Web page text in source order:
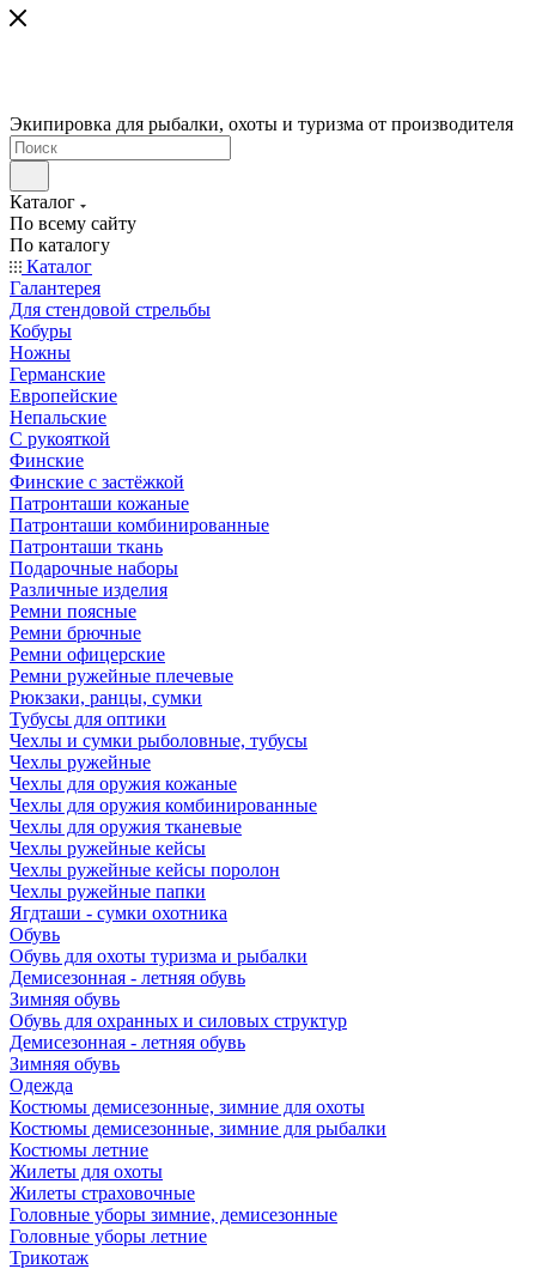
Экипировка для рыбалки, охоты и туризма от производителя
Каталог
По всему сайту
По каталогу
Каталог
Галантерея
Для стендовой стрельбы
Кобуры
Ножны
Германские
Европейские
Непальские
С рукояткой
Финские
Финские с застёжкой
Патронташи кожаные
Патронташи комбинированные
Патронташи ткань
Подарочные наборы
Различные изделия
Ремни поясные
Ремни брючные
Ремни офицерские
Ремни ружейные плечевые
Рюкзаки, ранцы, сумки
Тубусы для оптики
Чехлы и сумки рыболовные, тубусы
Чехлы ружейные
Чехлы для оружия кожаные
Чехлы для оружия комбинированные
Чехлы для оружия тканевые
Чехлы ружейные кейсы
Чехлы ружейные кейсы поролон
Чехлы ружейные папки
Ягдташи - сумки охотника
Обувь
Обувь для охоты туризма и рыбалки
Демисезонная - летняя обувь
Зимняя обувь
Обувь для охранных и силовых структур
Демисезонная - летняя обувь
Зимняя обувь
Одежда
Костюмы демисезонные, зимние для охоты
Костюмы демисезонные, зимние для рыбалки
Костюмы летние
Жилеты для охоты
Жилеты страховочные
Головные уборы зимние, демисезонные
Головные уборы летние
Трикотаж